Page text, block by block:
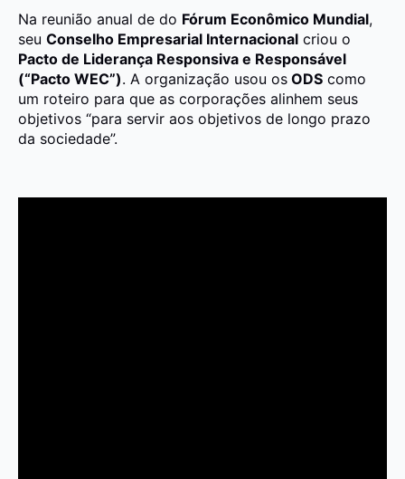
Na reunião anual de do Fórum Econômico Mundial,
seu Conselho Empresarial Internacional criou o
Pacto de Liderança Responsiva e Responsável
(“Pacto WEC”). A organização usou os ODS como
um roteiro para que as corporações alinhem seus
objetivos “para servir aos objetivos de longo prazo
da sociedade”.